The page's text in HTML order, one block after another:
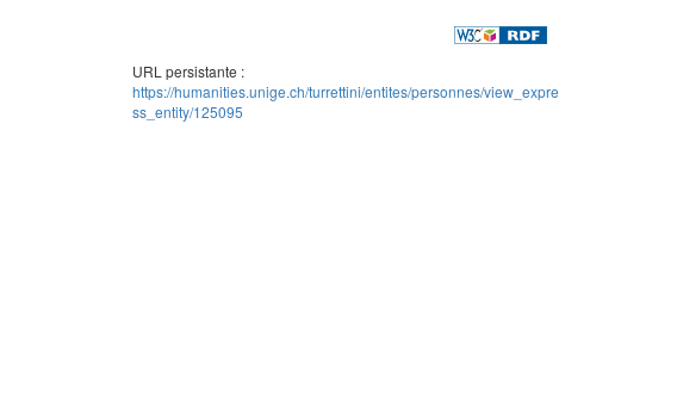
URL persistante :
https://humanities.unige.ch/turrettini/entites/personnes/view_expre
ss_entity/125095